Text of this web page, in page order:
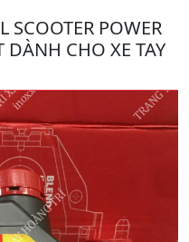
SCOOTER POWER
DÀNH CHO XE TAY